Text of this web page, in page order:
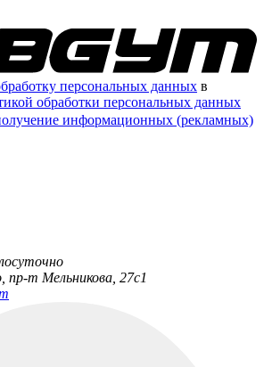
персональных данных в
обработки персональных данных
информационных (рекламных)
пр-т Мельникова, 27c1